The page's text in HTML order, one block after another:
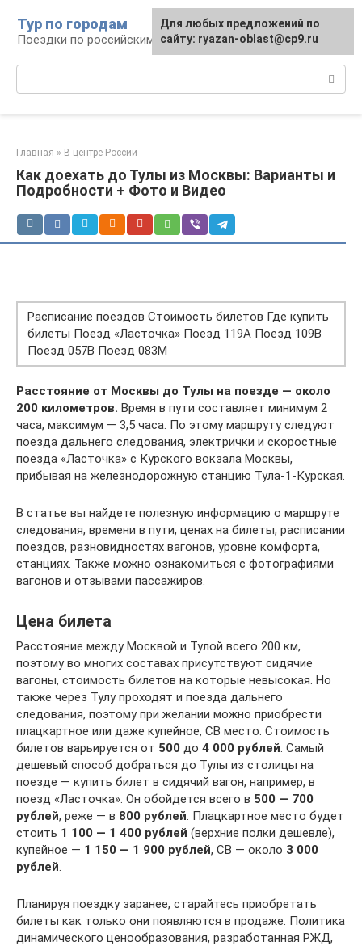
контенту
Тур по городам
Поездки по российским городам
Главная » В центре России
Как доехать до Тулы из Москвы: Варианты и
Подробности + Фото и Видео
Расписание поездов Стоимость билетов Где купить
билеты Поезд «Ласточка» Поезд 119А Поезд 109В
Поезд 057В Поезд 083М
Расстояние от Москвы до Тулы на поезде — около
200 километров. Время в пути составляет минимум 2
часа, максимум — 3,5 часа. По этому маршруту следуют
поезда дальнего следования, электрички и скоростные
поезда «Ласточка» с Курского вокзала Москвы,
прибывая на железнодорожную станцию Тула-1-Курская.
В статье вы найдете полезную информацию о маршруте
следования, времени в пути, ценах на билеты, расписании
поездов, разновидностях вагонов, уровне комфорта,
станциях. Также можно ознакомиться с фотографиями
вагонов и отзывами пассажиров.
Цена билета
Расстояние между Москвой и Тулой всего 200 км,
поэтому во многих составах присутствуют сидячие
вагоны, стоимость билетов на которые невысокая. Но
также через Тулу проходят и поезда дальнего
следования, поэтому при желании можно приобрести
плацкартное или даже купейное, СВ место. Стоимость
билетов варьируется от 500 до 4 000 рублей. Самый
дешевый способ добраться до Тулы из столицы на
поезде — купить билет в сидячий вагон, например, в
поезд «Ласточка». Он обойдется всего в 500 — 700
рублей, реже — в 800 рублей. Плацкартное место будет
стоить 1 100 — 1 400 рублей (верхние полки дешевле),
купейное — 1 150 — 1 900 рублей, СВ — около 3 000
рублей.
Планируя поездку заранее, старайтесь приобретать
билеты как только они появляются в продаже. Политика
динамического ценообразования, разработанная РЖД,
Для любых предложений по
сайту: ryazan-oblast@cp9.ru